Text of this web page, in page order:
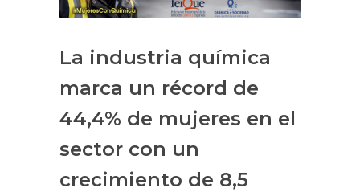
La industria química
marca un récord de
44,4% de mujeres en el
sector con un
crecimiento de 8,5